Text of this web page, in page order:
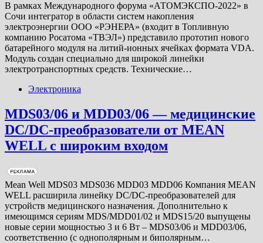
В рамках Международного форума «АТОМЭКСПО-2022» в
Сочи интегратор в области систем накопления
электроэнергии ООО «РЭНЕРА» (входит в Топливную
компанию Росатома «ТВЭЛ») представило прототип нового
батарейного модуля на литий-ионных ячейках формата VDA.
Модуль создан специально для широкой линейки
электротранспортных средств. Технические…
Электроника
MDS03/06 и MDD03/06 — медицинские
DC/DC-преобразователи от MEAN
WELL с широким входом
Mean Well MDS03 MDS036 MDD03 MDD06 Компания MEAN
WELL расширила линейку DC/DC-преобразователей для
устройств медицинского назначения. Дополнительно к
имеющимся сериям MDS/MDD01/02 и MDS15/20 выпущены
новые серии мощностью 3 и 6 Вт – MDS03/06 и MDD03/06,
соответственно (с однополярным и биполярным…